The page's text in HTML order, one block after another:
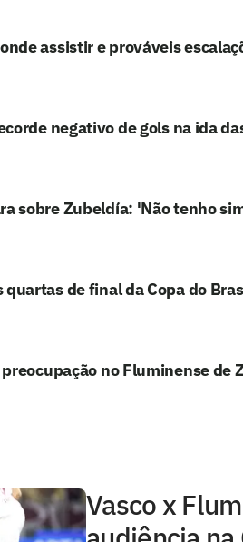
assistir e prováveis
negativo de gols na ida
sobre Zubeldía: 'Não tenho
quartas de final da Copa do
no Fluminense de
Vasco x